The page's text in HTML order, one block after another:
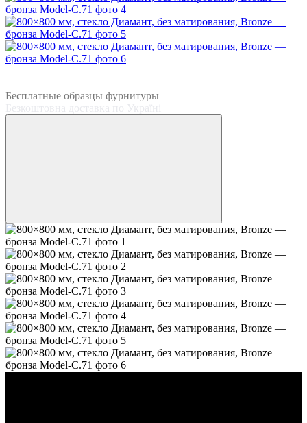
Бесплатные образцы фурнитуры